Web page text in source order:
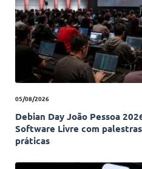
05/08/2026
Debian Day João Pessoa
Software Livre com
práticas